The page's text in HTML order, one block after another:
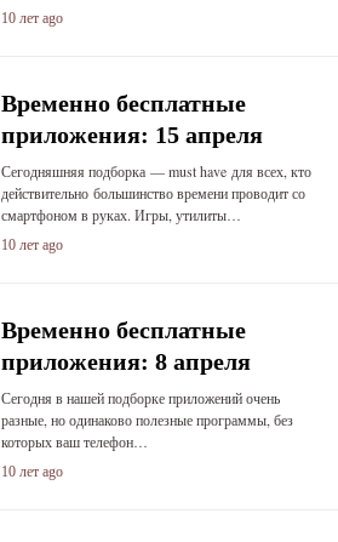
10 лет ago
Временно бесплатные
приложения: 15 апреля
Сегодняшняя подборка — must have для всех, кто
действительно большинство времени проводит со
смартфоном в руках. Игры, утилиты…
10 лет ago
Временно бесплатные
приложения: 8 апреля
Сегодня в нашей подборке приложений очень
разные, но одинаково полезные программы, без
которых ваш телефон…
10 лет ago